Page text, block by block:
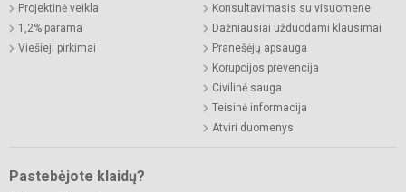
Projektinė veikla
1,2% parama
Viešieji pirkimai
Konsultavimasis su visuomene
Dažniausiai užduodami klausimai
Pranešėjų apsauga
Korupcijos prevencija
Civilinė sauga
Teisinė informacija
Atviri duomenys
Pastebėjote klaidų?